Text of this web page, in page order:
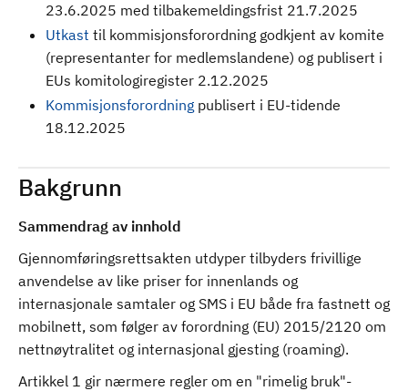
23.6.2025 med tilbakemeldingsfrist 21.7.2025
Utkast til kommisjonsforordning godkjent av komite
(representanter for medlemslandene) og publisert i
EUs komitologiregister 2.12.2025
Kommisjonsforordning publisert i EU-tidende
18.12.2025
Bakgrunn
Sammendrag av innhold
Gjennomføringsrettsakten utdyper tilbyders frivillige
anvendelse av like priser for innenlands og
internasjonale samtaler og SMS i EU både fra fastnett og
mobilnett, som følger av forordning (EU) 2015/2120 om
nettnøytralitet og internasjonal gjesting (roaming).
Artikkel 1 gir nærmere regler om en "rimelig bruk"-